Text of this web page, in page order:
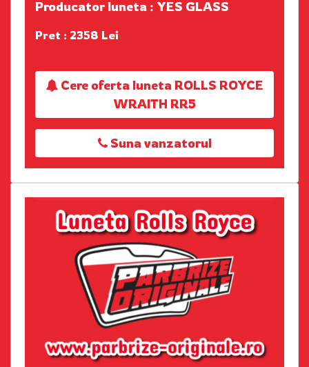
Producator luneta : YES GLASS
Pret : 2358 Lei
Cere oferta luneta ROLLS ROYCE
WRAITH RR5
Suna vanzatorul